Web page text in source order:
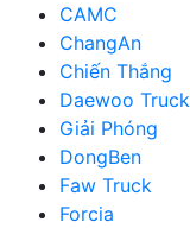
CAMC
ChangAn
Chiến Thắng
Daewoo Truck
Giải Phóng
DongBen
Faw Truck
Forcia